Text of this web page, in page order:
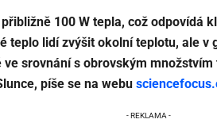
100 W tepla, což odpovídá
teplo lidí zvýšit okolní teplotu, ale
ve srovnání s obrovským
píše se na webu